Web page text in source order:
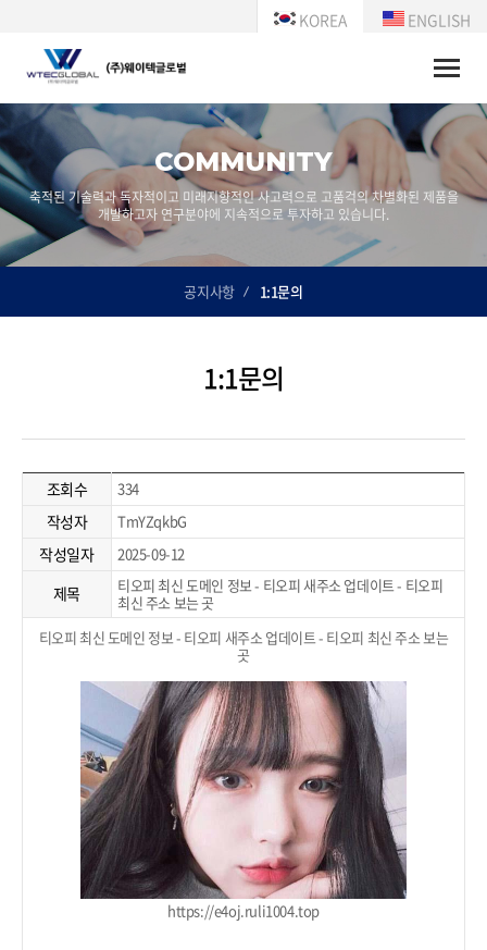
KOREA ENGLISH
Toggle
COMMUNITY
축적된 기술력과 독자적이고 미래지향적인 사고력으로 고품걱의 차별화된 제품을
개발하고자 연구분야에 지속적으로 투자하고 있습니다.
공지사항 1:1문의
1:1문의
조회수 334
작성자 TmYZqkbG
작성일자 2025-09-12
제목
티오피 최신 도메인 정보 - 티오피 새주소 업데이트 - 티오피
최신 주소 보는 곳
티오피 최신 도메인 정보 - 티오피 새주소 업데이트 - 티오피 최신 주소 보는
곳
https://e4oj.ruli1004.top